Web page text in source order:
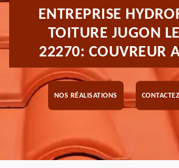
ENTREPRISE
TOITURE JUGON
22270: COUVREUR
NOS RÉALISATIONS